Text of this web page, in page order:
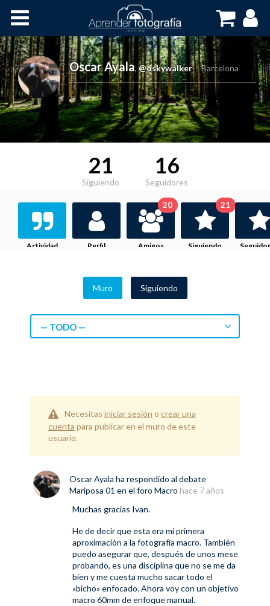
Cursos OnLine
Oscar Ayala, @oskywalker Barcelona
21
Siguiendo
16
Seguidores
Actividad Perfil Amigos
20
Siguiendo
21
Muro Siguiendo
— TODO —
Necesitas iniciar sesión o crear una
cuenta para publicar en el muro de este
usuario.
Oscar Ayala ha respondido al debate
Mariposa 01 en el foro Macro hace 7 años
Muchas gracias Ivan.
He de decir que esta era mi primera
aproximación a la fotografía macro. También
puedo asegurar que, después de unos mese
probando, es una disciplina que no se me da
bien y me cuesta mucho sacar todo el
«bicho» enfocado. Ahora voy con un objetivo
macro 60mm de enfoque manual.